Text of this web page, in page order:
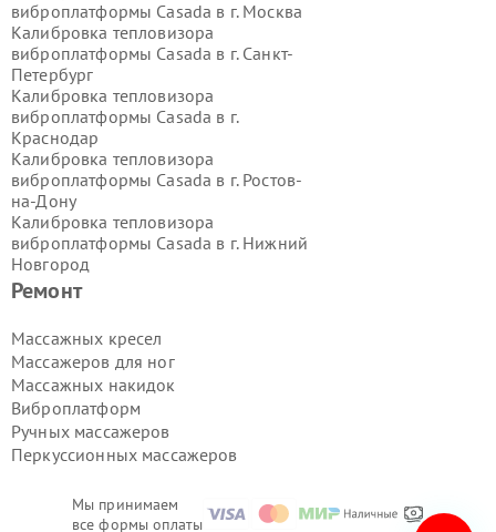
Мы принимаем
все формы оплаты
Ремонт
Массажных кресел
Массажеров для ног
Массажных накидок
Виброплатформ
Ручных массажеров
Перкуссионных массажеров
виброплатформы Casada в г. Москва
Калибровка тепловизора
виброплатформы Casada в г. Санкт-
Петербург
Калибровка тепловизора
виброплатформы Casada в г.
Краснодар
Калибровка тепловизора
виброплатформы Casada в г. Ростов-
на-Дону
Калибровка тепловизора
виброплатформы Casada в г. Нижний
Новгород
Калибровка тепловизора
Новосибирск
Калибровка тепловизора
виброплатформы Casada в г.
Екатеринбург
Калибровка тепловизора
виброплатформы Casada в г.
Калибровка тепловизора
Воронеж
Калибровка тепловизора